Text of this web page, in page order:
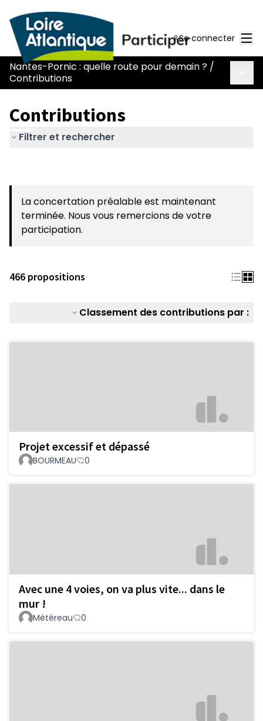
Se connecter
Nantes-Pornic : quelle route pour demain ? /
Contributions
Contributions
Filtrer et rechercher
La concertation préalable est maintenant
terminée. Nous vous remercions de votre
participation.
466 propositions
Classement des contributions par :
Projet excessif et dépassé
BOURMEAU 0
Avec une 4 voies, on va plus vite... dans le
mur !
Météreau 0